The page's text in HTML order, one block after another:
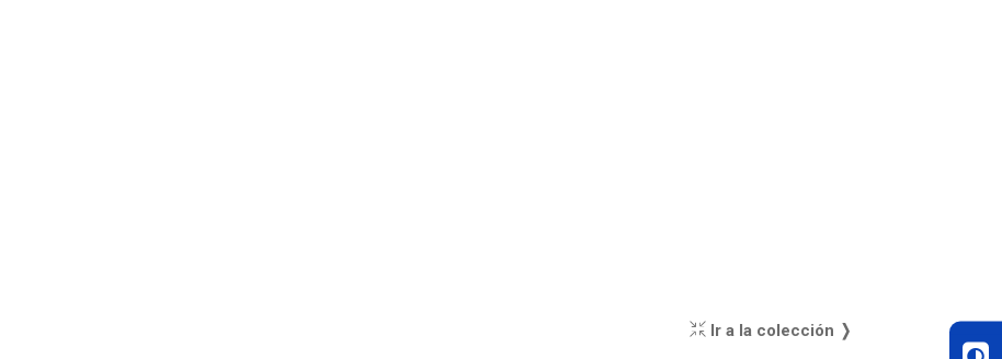
Ir a la colección ❭